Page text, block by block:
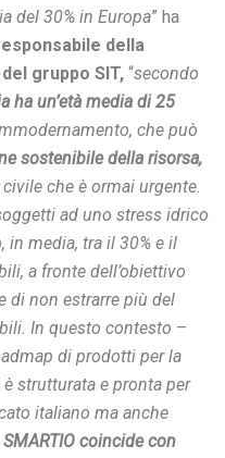
del 30% in Europa” ha
della
gruppo SIT, “secondo
ha un’età media di 25
che può
sostenibile della risorsa,
che è ormai urgente.
ad uno stress idrico
media, tra il 30% e il
a fronte dell’obiettivo
di non estrarre più del
In questo contesto –
di prodotti per la
strutturata e pronta per
italiano ma anche
coincide con